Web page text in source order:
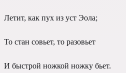
Летит, как пух из уст Эола;
То стан совьет, то разовьет
И быстрой ножкой ножку бьет.